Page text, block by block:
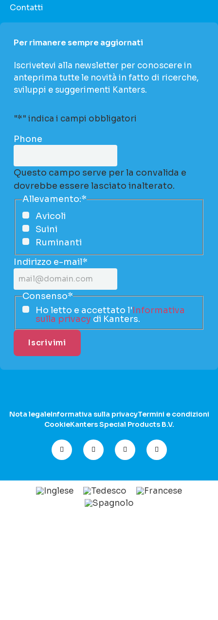
Contatti
Per rimanere sempre aggiornati
Iscrivetevi alla newsletter per conoscere in
anteprima tutte le novità in fatto di ricerche,
sviluppi e suggerimenti Kanters.
"*" indica i campi obbligatori
Phone
Questo campo serve per la convalida e
dovrebbe essere lasciato inalterato.
Allevamento:*
Avicoli
Suini
Ruminanti
Indirizzo e-mail*
Consenso*
Ho letto e accettato l'Informativa
sulla privacy di Kanters.
Nota legaleInformativa sulla privacyTermini e condizioni
CookieKanters Special Products B.V.